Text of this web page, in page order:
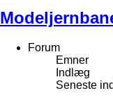
Forum
Emner
Indlæg
Seneste